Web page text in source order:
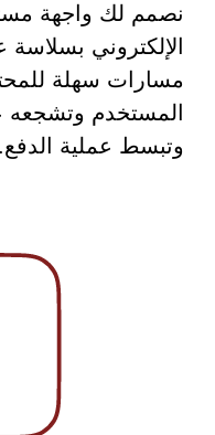
نصمم لك واجهة
الإلكتروني
مسارات سهلة
المستخدم وتشجعه
وتبسط عملية الدفع.